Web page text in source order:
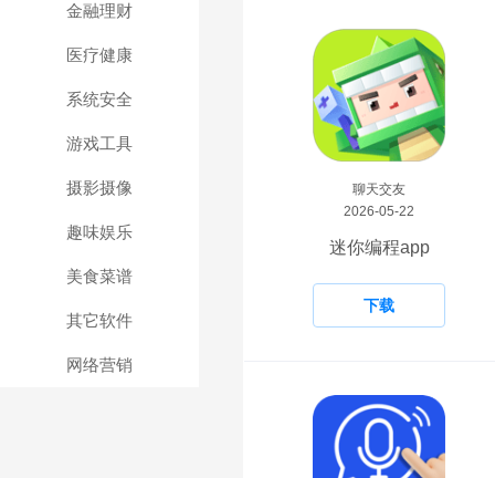
金融理财
医疗健康
系统安全
游戏工具
摄影摄像
趣味娱乐
美食菜谱
其它软件
网络营销
聊天交友
2026-05-22
迷你编程app
下载